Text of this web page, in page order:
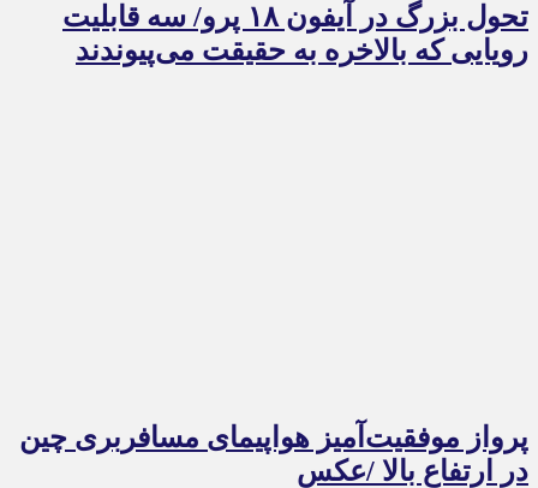
تحول بزرگ در آیفون ۱۸ پرو/ سه قابلیت
رویایی که بالاخره به حقیقت می‌پیوندند
پرواز موفقیت‌آمیز هواپیمای مسافربری چین
در ارتفاع بالا /عکس